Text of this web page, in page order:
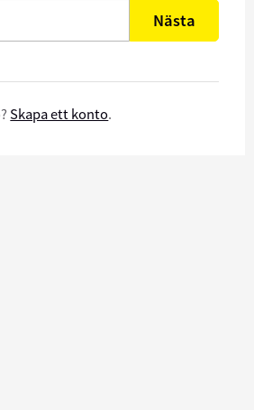
Nästa
Skapa ett konto.